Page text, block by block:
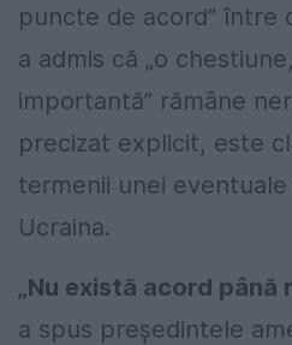
puncte de acord” între
a admis că „o
importantă” rămâne
precizat explicit, este
termenii unei
Ucraina.
„Nu există acord până
a spus președintele